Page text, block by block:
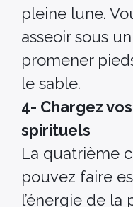
pleine lune.
asseoir sous
promener
le sable.
4- Chargez
spirituels
La quatrième
pouvez faire
l’énergie de la